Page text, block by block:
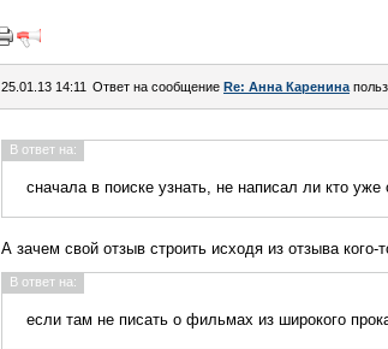
25.01.13 14:11 Ответ на сообщение Re: Анна Каренина
В ответ на:
сначала в поиске узнать, не написал ли кто
А зачем свой отзыв строить исходя из отзыва кого-
В ответ на:
если там не писать о фильмах из широкого